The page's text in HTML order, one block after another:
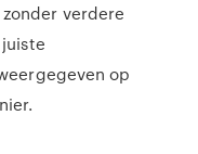
verdere
op